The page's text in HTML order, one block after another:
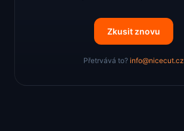
Zkusit znovu
Přetrvává to? info@nicecut.cz